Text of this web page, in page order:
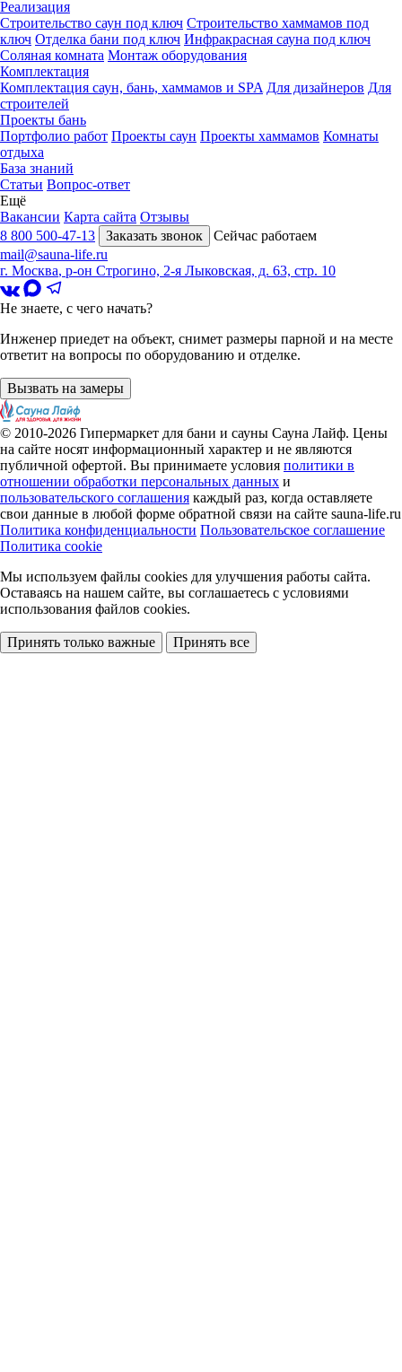
Реализация
Строительство саун под ключ Строительство хаммамов под
ключ Отделка бани под ключ Инфракрасная сауна под ключ
Соляная комната Монтаж оборудования
Комплектация
Комплектация саун, бань, хаммамов и SPA Для дизайнеров Для
строителей
Проекты бань
Портфолио работ Проекты саун Проекты хаммамов Комнаты
отдыха
База знаний
Статьи Вопрос-ответ
Ещё
Вакансии Карта сайта Отзывы
8 800 500-47-13
Заказать звонок
Сейчас работаем
mail@sauna-life.ru
г. Москва, р-он Строгино, 2-я Лыковская, д. 63, стр. 10
Не знаете, с чего начать?
Инженер приедет на объект, снимет размеры парной и на месте
ответит на вопросы по оборудованию и отделке.
Вызвать на замеры
© 2010-2026 Гипермаркет для бани и сауны Сауна Лайф. Цены
на сайте носят информационный характер и не являются
публичной офертой. Вы принимаете условия политики в
отношении обработки персональных данных и
пользовательского соглашения каждый раз, когда оставляете
свои данные в любой форме обратной связи на сайте sauna-life.ru
Политика конфиденциальности Пользовательское соглашение
Политика cookie
Мы используем файлы cookies для улучшения работы сайта.
Оставаясь на нашем сайте, вы соглашаетесь с условиями
использования файлов cookies.
Принять только важные Принять все